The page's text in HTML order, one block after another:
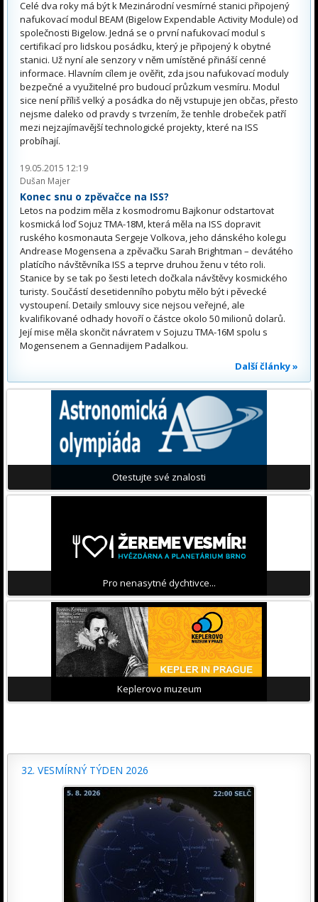
Celé dva roky má být k Mezinárodní vesmírné stanici připojený
nafukovací modul BEAM (Bigelow Expendable Activity Module) od
společnosti Bigelow. Jedná se o první nafukovací modul s
certifikací pro lidskou posádku, který je připojený k obytné
stanici. Už nyní ale senzory v něm umístěné přináší cenné
informace. Hlavním cílem je ověřit, zda jsou nafukovací moduly
bezpečné a využitelné pro budoucí průzkum vesmíru. Modul
sice není příliš velký a posádka do něj vstupuje jen občas, přesto
nejsme daleko od pravdy s tvrzením, že tenhle drobeček patří
mezi nejzajímavější technologické projekty, které na ISS
probíhají.
19.05.2015 12:19
Dušan Majer
Konec snu o zpěvačce na ISS?
Letos na podzim měla z kosmodromu Bajkonur odstartovat
kosmická loď Sojuz TMA-18M, která měla na ISS dopravit
ruského kosmonauta Sergeje Volkova, jeho dánského kolegu
Andrease Mogensena a zpěvačku Sarah Brightman – devátého
platícího návštěvníka ISS a teprve druhou ženu v této roli.
Stanice by se tak po šesti letech dočkala návštěvy kosmického
turisty. Součástí desetidenního pobytu mělo být i pěvecké
vystoupení. Detaily smlouvy sice nejsou veřejné, ale
kvalifikované odhady hovoří o částce okolo 50 milionů dolarů.
Její mise měla skončit návratem v Sojuzu TMA-16M spolu s
Mogensenem a Gennadijem Padalkou.
Další články »
Otestujte své znalosti
Pro nenasytné dychtivce...
Keplerovo muzeum
32. VESMÍRNÝ TÝDEN 2026